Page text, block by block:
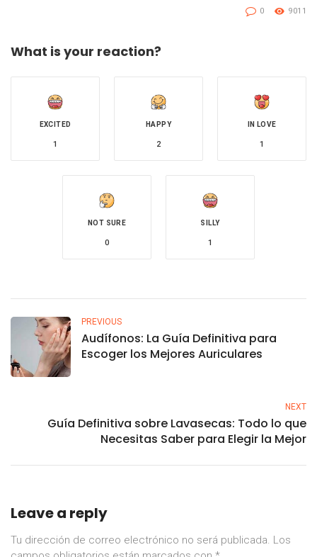
0 9011
What is your reaction?
EXCITED
1
HAPPY
2
IN LOVE
1
NOT SURE
0
SILLY
1
PREVIOUS
Audífonos: La Guía Definitiva para
Escoger los Mejores Auriculares
NEXT
Guía Definitiva sobre Lavasecas: Todo lo que
Necesitas Saber para Elegir la Mejor
Leave a reply
Tu dirección de correo electrónico no será publicada. Los